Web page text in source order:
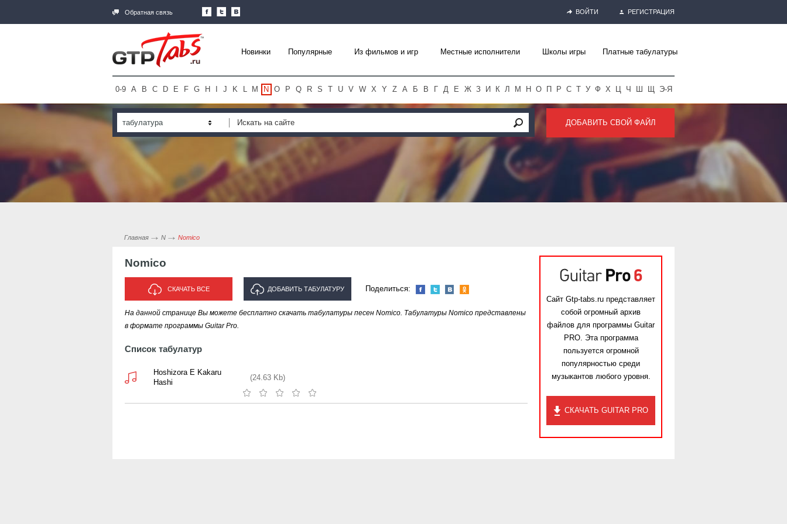
Обратная связь ВОЙТИ РЕГИСТРАЦИЯ
Новинки Популярные Из фильмов и игр Местные исполнители Школы игры Платные табулатуры
0-9 A B C D E F G H J K L M N O P Q R S T U V W X Y Z А Б В Г Д Е Ж З И К Л М Н О П Р С Т У Ф Х Ц Ч Ш Щ Э-Я
табулатура ДОБАВИТЬ СВОЙ ФАЙЛ
Главная N Nomico
Nomico
СКАЧАТЬ ВСЕ ДОБАВИТЬ ТАБУЛАТУРУ
ИСПОЛНИТЕЛЯ "NOMICO"
Поделиться:
На данной странице Вы можете бесплатно скачать табулатуры песен Nomico. Табулатуры Nomico представлены
в формате программы Guitar Pro.
Список табулатур
Hoshizora E Kakaru
Hashi
(24.63 Kb)
Сайт Gtp-tabs.ru представляет
собой огромный архив
файлов для программы Guitar
PRO. Эта программа
пользуется огромной
популярностью среди
музыкантов любого уровня.
СКАЧАТЬ GUITAR PRO